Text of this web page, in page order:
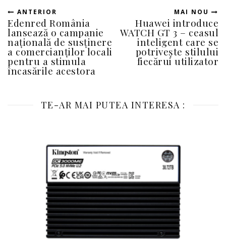
ANTERIOR
Edenred România
lansează o campanie
națională de susținere
a comercianților locali
pentru a stimula
încasările acestora
MAI NOU
Huawei introduce
WATCH GT 3 – ceasul
inteligent care se
potrivește stilului
fiecărui utilizator
TE-AR MAI PUTEA INTERESA :